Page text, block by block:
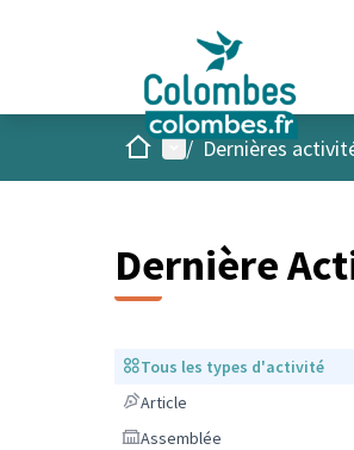
AccueilMenu principal
/ Dernières
Dernière
Tous les types d'activité
Tous les types d'activité
ArticleArticle
Assemblée
Assemblée